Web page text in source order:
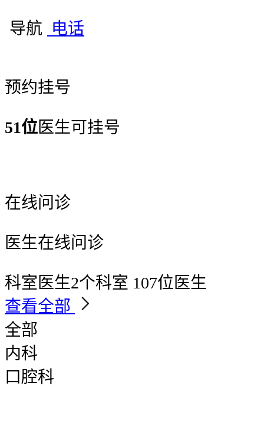
导航 电话
预约挂号
51位医生可挂号
在线问诊
医生在线问诊
科室医生2个科室 107位医生
查看全部
全部
内科
口腔科